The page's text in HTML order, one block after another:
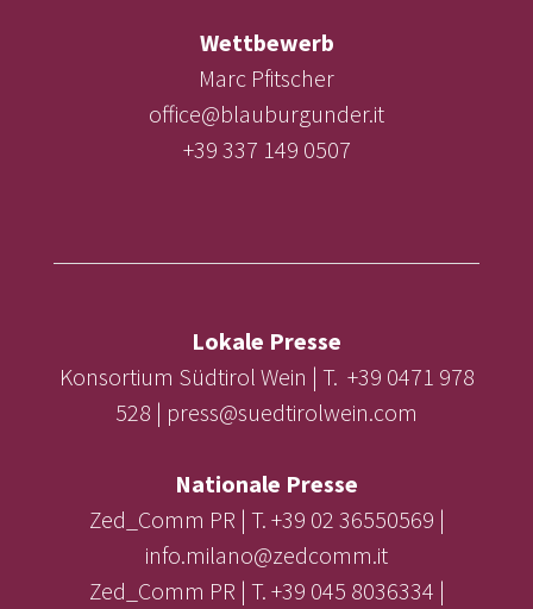
Wettbewerb
Marc Pfitscher
office@blauburgunder.it
+39 337 149 0507
Lokale Presse
Konsortium Südtirol Wein | T. +39 0471 978
528 | press@suedtirolwein.com
Nationale Presse
Zed_Comm PR | T. +39 02 36550569 |
info.milano@zedcomm.it
Zed_Comm PR | T. +39 045 8036334 |